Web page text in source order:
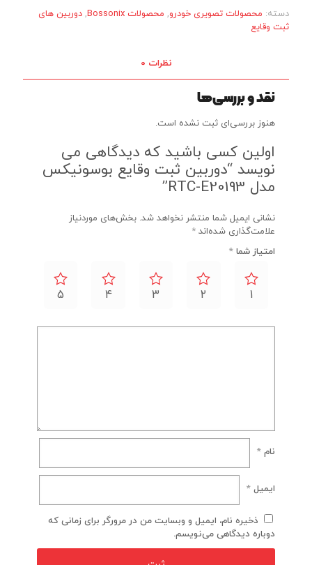
دسته: محصولات تصویری خودرو, محصولات Bossonix , دوربین های
ثبت وقایع
نظرات 0
نقد و بررسی‌ها
هنوز بررسی‌ای ثبت نشده است.
اولین کسی باشید که دیدگاهی می
نویسد “دوربین ثبت وقایع بوسونیکس
مدل RTC-E20193”
نشانی ایمیل شما منتشر نخواهد شد. بخش‌های موردنیاز
علامت‌گذاری شده‌اند *
امتیاز شما *
1
2
3
4
5
نام *
ایمیل *
ذخیره نام، ایمیل و وبسایت من در مرورگر برای زمانی که
دوباره دیدگاهی می‌نویسم.